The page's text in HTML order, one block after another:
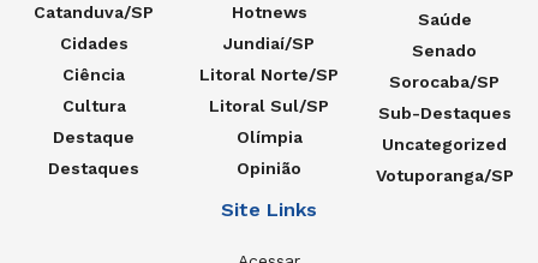
Catanduva/SP
Cidades
Ciência
Cultura
Destaque
Destaques
Hotnews
Jundiaí/SP
Litoral Norte/SP
Litoral Sul/SP
Olímpia
Opinião
Saúde
Senado
Sorocaba/SP
Sub-Destaques
Uncategorized
Votuporanga/SP
Site Links